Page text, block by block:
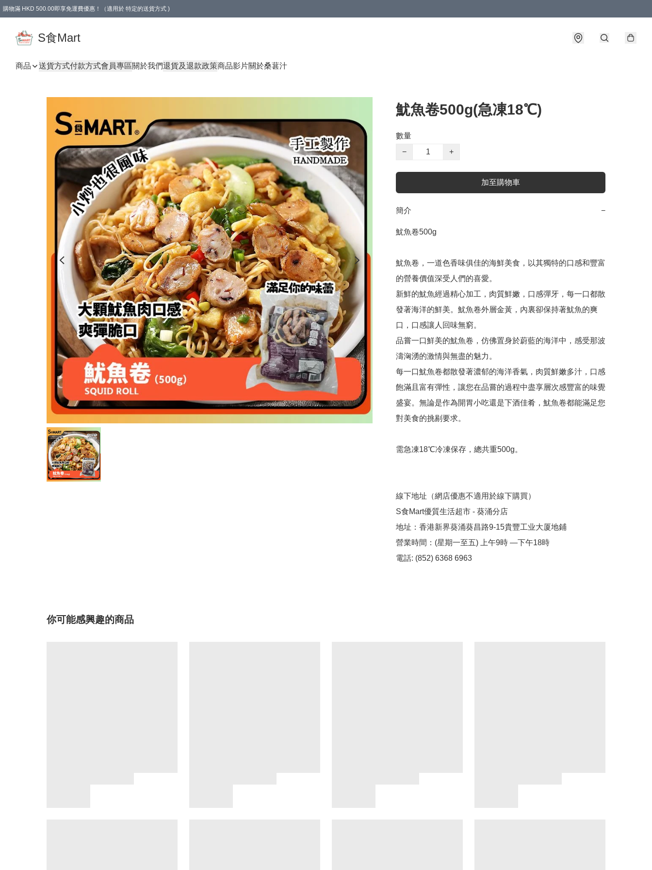
購物滿 HKD 500.00即享免運費優惠！（適用於 特定的送貨方式 )
S食Mart
商品 送貨方式付款方式會員專區關於我們退貨及退款政策商品影片關於桑葚汁
魷魚卷500g(急凍18℃)
數量
−
+
加至購物車
簡介 −
魷魚卷500g
魷魚卷，一道色香味俱佳的海鮮美食，以其獨特的口感和豐富
的營養價值深受人們的喜愛。
新鮮的魷魚經過精心加工，肉質鮮嫩，口感彈牙，每一口都散
發著海洋的鮮美。魷魚卷外層金黃，內裏卻保持著魷魚的爽
口，口感讓人回味無窮。
品嘗一口鮮美的魷魚卷，仿佛置身於蔚藍的海洋中，感受那波
濤洶湧的激情與無盡的魅力。
每一口魷魚卷都散發著濃郁的海洋香氣，肉質鮮嫩多汁，口感
飽滿且富有彈性，讓您在品嘗的過程中盡享層次感豐富的味覺
盛宴。無論是作為開胃小吃還是下酒佳肴，魷魚卷都能滿足您
對美食的挑剔要求。
需急凍18℃冷凍保存，總共重500g。
線下地址（網店優惠不適用於線下購買）
S食Mart優質生活超市 - 葵涌分店
地址：香港新界葵涌葵昌路9-15貴豐工业大厦地鋪
營業時間：(星期一至五) 上午9時 —下午18時
電話: (852) 6368 6963
你可能感興趣的商品